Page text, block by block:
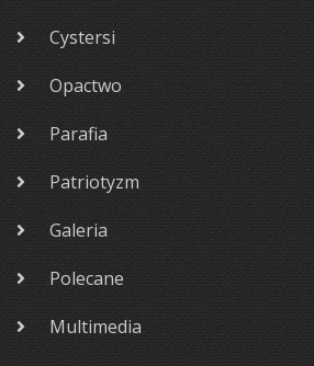
Cystersi
Opactwo
Parafia
Patriotyzm
Galeria
Polecane
Multimedia